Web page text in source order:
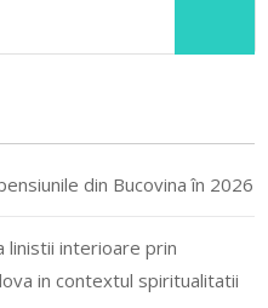
din Bucovina în 2026
interioare prin
in contextul spiritualitatii